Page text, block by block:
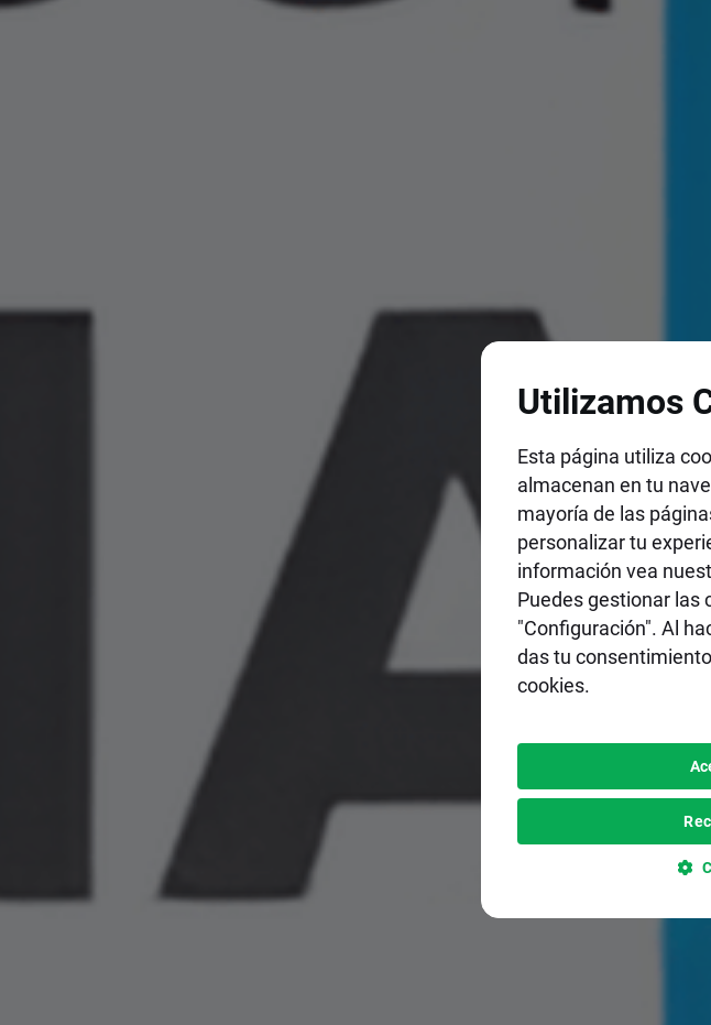
Utilizamos
Esta página utiliza
almacenan en tu
mayoría de las
personalizar tu
información vea
Puedes gestionar las
"Configuración". Al
das tu
cookies.